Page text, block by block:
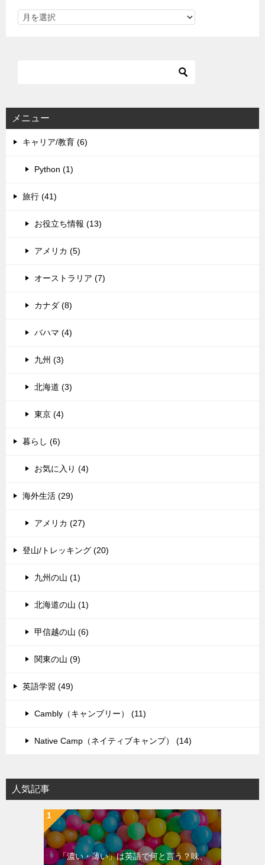
メニュー
キャリア/教育 (6)
Python (1)
旅行 (41)
お役立ち情報 (13)
アメリカ (5)
オーストラリア (7)
カナダ (8)
バハマ (4)
九州 (3)
北海道 (3)
東京 (4)
暮らし (6)
お気に入り (4)
海外生活 (29)
アメリカ (27)
登山/トレッキング (20)
九州の山 (1)
北海道の山 (1)
甲信越の山 (6)
関東の山 (9)
英語学習 (49)
Cambly（キャンブリー） (11)
Native Camp（ネイティブキャンプ） (14)
人気記事
「濃い・薄い」は英語で何と言う？味、